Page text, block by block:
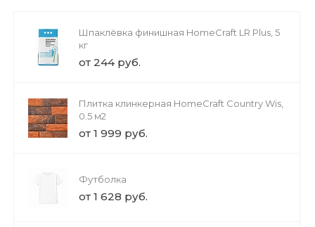
Шпаклёвка финишная HomeCraft LR Plus, 5
кг
от 244 руб.
Плитка клинкерная HomeCraft Country Wis,
0.5 м2
от 1 999 руб.
Футболка
от 1 628 руб.